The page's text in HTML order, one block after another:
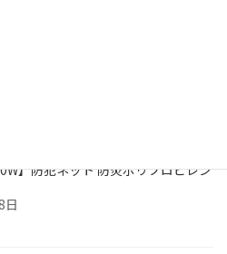
】防犯ネット 防炎ポリプロピレン
日